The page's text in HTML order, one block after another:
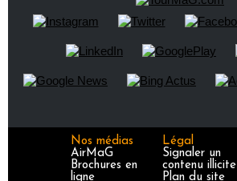
Nos médias
AirMaG
Brochures en
ligne
Légal
Signaler un
contenu illicite
Plan du site